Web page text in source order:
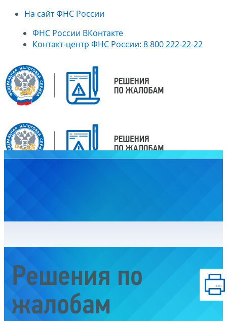
На сайт ФНС России
ФНС России ВКонтакте
Контакт-центр ФНС России: 8 800 222-22-22
Решения по
жалобам